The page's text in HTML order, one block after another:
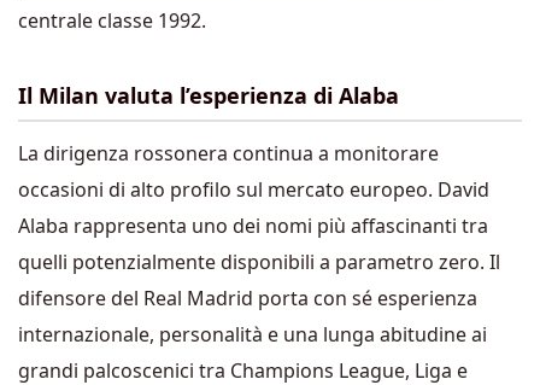
centrale classe 1992.
Il Milan valuta l’esperienza di Alaba
La dirigenza rossonera continua a monitorare
occasioni di alto profilo sul mercato europeo. David
Alaba rappresenta uno dei nomi più affascinanti tra
quelli potenzialmente disponibili a parametro zero. Il
difensore del Real Madrid porta con sé esperienza
internazionale, personalità e una lunga abitudine ai
grandi palcoscenici tra Champions League, Liga e